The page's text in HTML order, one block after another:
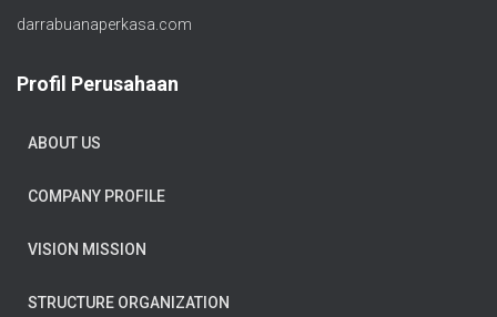
darrabuanaperkasa.com
Profil Perusahaan
ABOUT US
COMPANY PROFILE
VISION MISSION
STRUCTURE ORGANIZATION